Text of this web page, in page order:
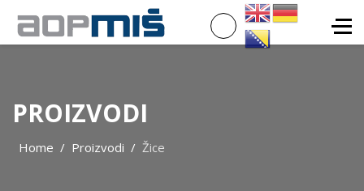
PROIZVODI
Home Proizvodi Žice